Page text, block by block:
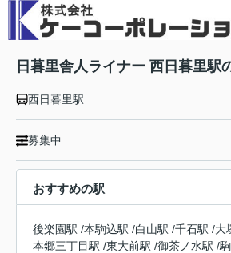
日暮里舎人ライナー 西日暮里駅
西日暮里駅
募集中
おすすめの駅
後楽園駅 /本駒込駅 /白山駅 /千石駅 /大
本郷三丁目駅 /東大前駅 /御茶ノ水駅 /